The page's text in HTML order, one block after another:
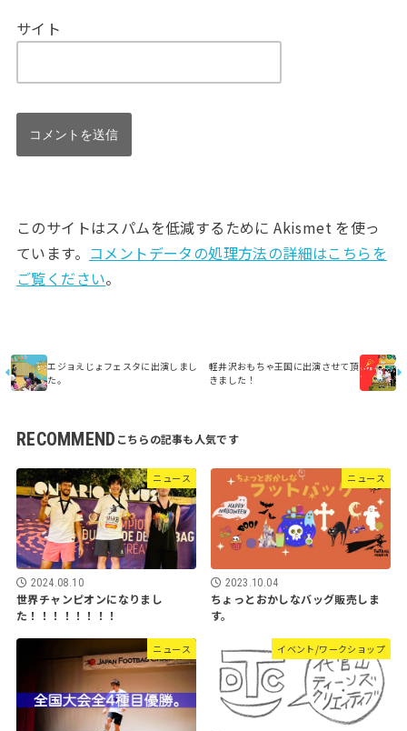
サイト
このサイトはスパムを低減するために Akismet を使っ
ています。 コメントデータの処理方法の詳細はこちらを
ご覧ください。
エジョえじょフェスタに出演しまし
た。
軽井沢おもちゃ王国に出演させて頂
きました！
RECOMMEND
ニュース
2024.08.10
世界チャンピオンになりまし
た！！！！！！！！
ニュース
2023.10.04
ちょっとおかしなバッグ販売しま
す。
ニュース イベント/ワークショップ